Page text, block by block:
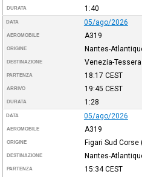
DURATA 1:40
DATA 05/ago/2026
AEROMOBILE A319
ORIGINE Nantes-
DESTINAZIONE Venezia-Tessera
PARTENZA 18:17 CEST
ARRIVO 19:45 CEST
DURATA 1:28
DATA 05/ago/2026
AEROMOBILE A319
ORIGINE Figari Sud Corse
DESTINAZIONE Nantes-
PARTENZA 15:34CEST